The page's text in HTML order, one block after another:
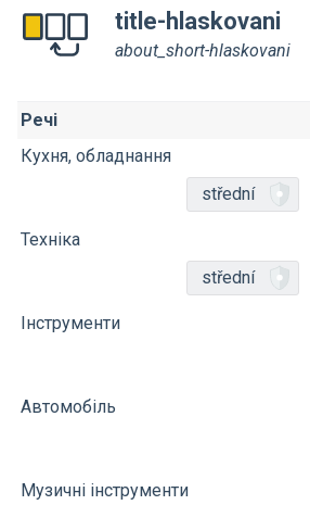
title-hlaskovani
about_short-hlaskovani
Речі
Кухня, обладнання
střední
Техніка
střední
Інструменти
Автомобіль
Музичні інструменти